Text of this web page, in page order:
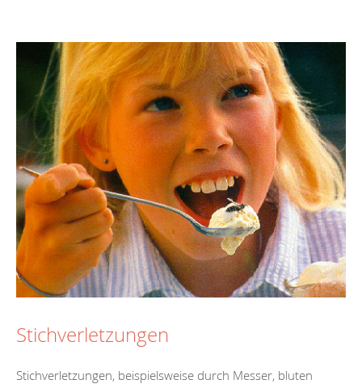
Stichverletzungen
Stichverletzungen, beispielsweise durch Messer, bluten